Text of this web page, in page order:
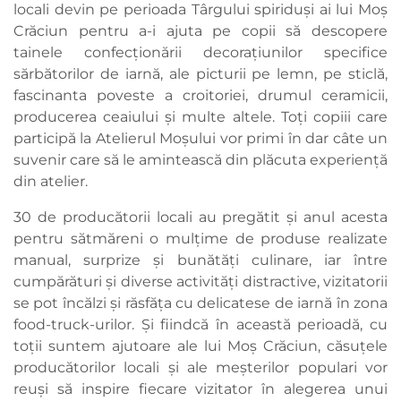
locali devin pe perioada Târgului spiriduși ai lui Moș
Crăciun pentru a-i ajuta pe copii să descopere
tainele confecționării decorațiunilor specifice
sărbătorilor de iarnă, ale picturii pe lemn, pe sticlă,
fascinanta poveste a croitoriei, drumul ceramicii,
producerea ceaiului și multe altele. Toți copiii care
participă la Atelierul Moșului vor primi în dar câte un
suvenir care să le amintească din plăcuta experiență
din atelier.
30 de producătorii locali au pregătit și anul acesta
pentru sătmăreni o mulțime de produse realizate
manual, surprize și bunătăți culinare, iar între
cumpărături şi diverse activităţi distractive, vizitatorii
se pot încălzi şi răsfăţa cu delicatese de iarnă în zona
food-truck-urilor. Și fiindcă în această perioadă, cu
toții suntem ajutoare ale lui Moș Crăciun, căsuțele
producătorilor locali și ale meșterilor populari vor
reuși să inspire fiecare vizitator în alegerea unui